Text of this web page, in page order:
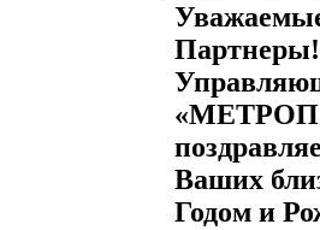
Ваших
Годом и